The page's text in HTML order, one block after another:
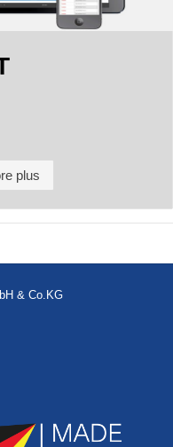
plus
& Co.KG